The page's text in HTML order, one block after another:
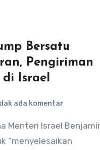
Bersatu
Pengiriman
di Israel
ada komentar
“menyelesaikan